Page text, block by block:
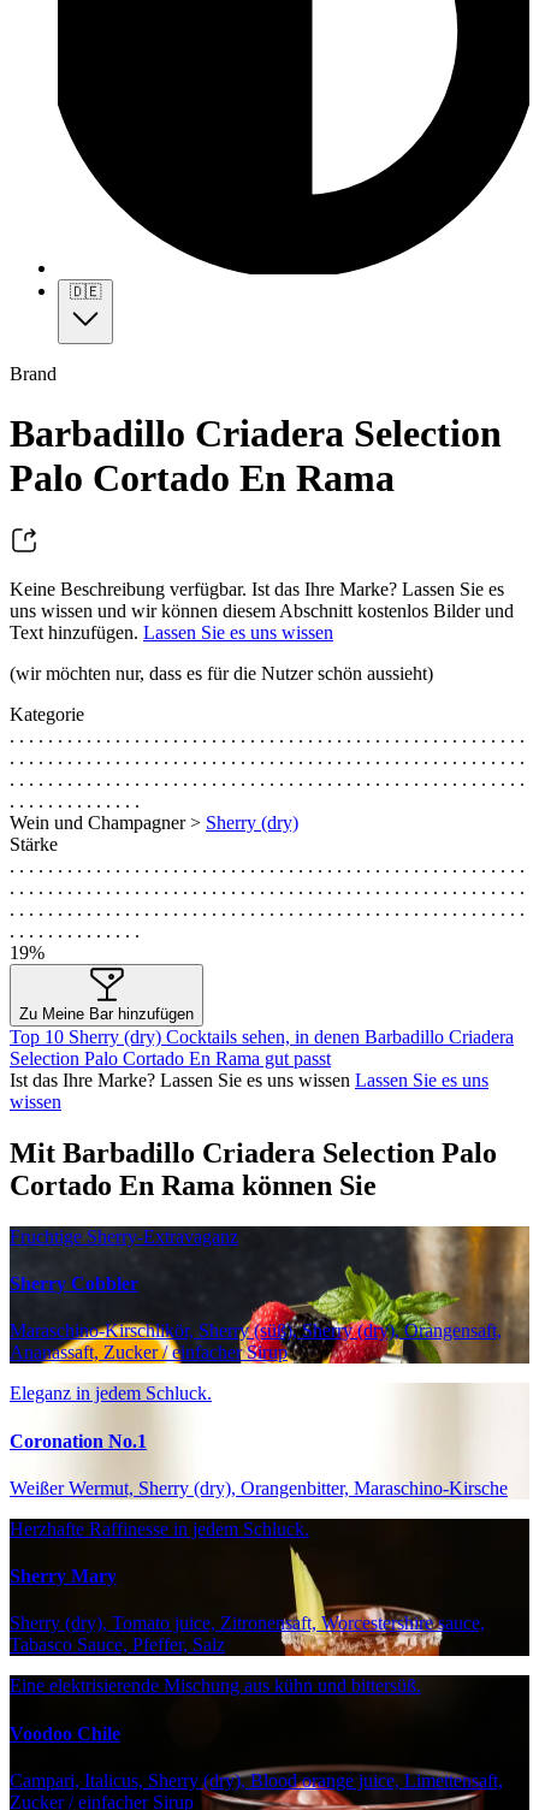
🇩🇪
Brand
Barbadillo Criadera Selection
Palo Cortado En Rama
Keine Beschreibung verfügbar. Ist das Ihre Marke? Lassen Sie es
uns wissen und wir können diesem Abschnitt kostenlos Bilder und
Text hinzufügen. Lassen Sie es uns wissen
(wir möchten nur, dass es für die Nutzer schön aussieht)
Kategorie
. . . . . . . . . . . . . . . . . . . . . . . . . . . . . . . . . . . . . . . . . . . . . . . . . . . . . .
. . . . . . . . . . . . . . . . . . . . . . . . . . . . . . . . . . . . . . . . . . . . . . . . . . . . . .
. . . . . . . . . . . . . . . . . . . . . . . . . . . . . . . . . . . . . . . . . . . . . . . . . . . . . .
. . . . . . . . . . . . . .
Wein und Champagner > Sherry (dry)
Stärke
. . . . . . . . . . . . . . . . . . . . . . . . . . . . . . . . . . . . . . . . . . . . . . . . . . . . . .
. . . . . . . . . . . . . . . . . . . . . . . . . . . . . . . . . . . . . . . . . . . . . . . . . . . . . .
. . . . . . . . . . . . . . . . . . . . . . . . . . . . . . . . . . . . . . . . . . . . . . . . . . . . . .
. . . . . . . . . . . . . .
19%
Zu Meine Bar hinzufügen
Top 10 Sherry (dry) Cocktails sehen, in denen Barbadillo Criadera
Selection Palo Cortado En Rama gut passt
Ist das Ihre Marke? Lassen Sie es uns wissen Lassen Sie es uns
wissen
Mit Barbadillo Criadera Selection Palo
Cortado En Rama können Sie
Fruchtige Sherry-Extravaganz
Sherry Cobbler
Maraschino-Kirschlikör, Sherry (süß), Sherry (dry), Orangensaft,
Ananassaft, Zucker / einfacher Sirup
Eleganz in jedem Schluck.
Coronation No.1
Weißer Wermut, Sherry (dry), Orangenbitter, Maraschino-Kirsche
Herzhafte Raffinesse in jedem Schluck.
Sherry Mary
Sherry (dry), Tomato juice, Zitronensaft, Worcestershire sauce,
Tabasco Sauce, Pfeffer, Salz
Eine elektrisierende Mischung aus kühn und bittersüß.
Voodoo Chile
Campari, Italicus, Sherry (dry), Blood orange juice, Limettensaft,
Zucker / einfacher Sirup